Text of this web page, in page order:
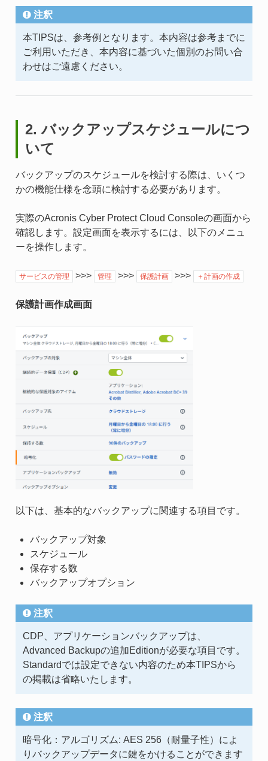
注釈
本TIPSは、参考例となります。本内容は参考までに
ご利用いただき、本内容に基づいた個別のお問い合
わせはご遠慮ください。
2. バックアップスケジュールにつ
いて
バックアップのスケジュールを検討する際は、いくつ
かの機能仕様を念頭に検討する必要があります。
実際のAcronis Cyber Protect Cloud Consoleの画面から
確認します。設定画面を表示するには、以下のメニュ
ーを操作します。
サービスの管理 >>> 管理 >>> 保護計画 >>> ＋計画の作成
保護計画作成画面
以下は、基本的なバックアップに関連する項目です。
バックアップ対象
スケジュール
保存する数
バックアップオプション
注釈
CDP、アプリケーションバックアップは、
Advanced Backupの追加Editionが必要な項目です。
Standardでは設定できない内容のため本TIPSから
の掲載は省略いたします。
注釈
暗号化：アルゴリズム: AES 256（耐量子性）によ
りバックアップデータに鍵をかけることができます